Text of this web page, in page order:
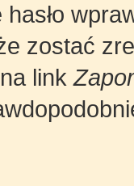
hasło
zostać
link